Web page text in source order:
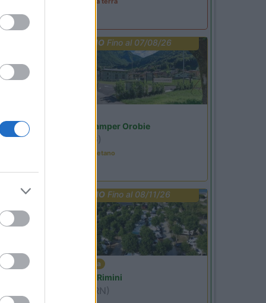
PROMOFino al 07/08/26
Area Sosta Camper Orobie
(BG)
Tributo a Rino Gaetano
PROMO Fino al 08/11/26
Emilia Romagna
Camper Park Rimini
(RN)